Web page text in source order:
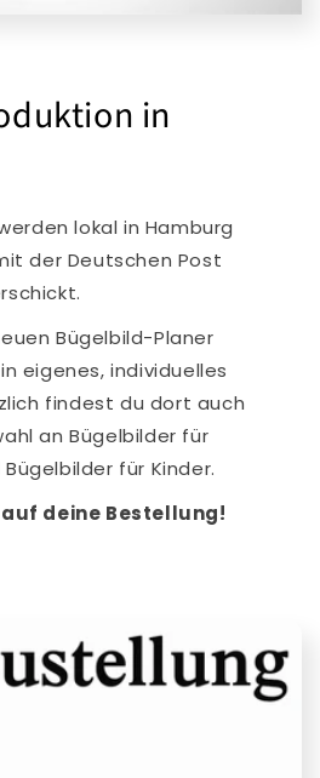
in
lokal in Hamburg
der Deutschen Post
Bügelbild-Planer
eigenes, individuelles
findest du dort auch
an Bügelbilder für
für Kinder.
deine Bestellung!